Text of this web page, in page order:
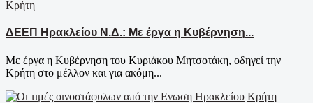
Κρήτη
ΔΕΕΠ Ηρακλείου Ν.Δ.: Με έργα η Κυβέρνηση...
Με έργα η Κυβέρνηση του Κυριάκου Μητσοτάκη, οδηγεί την
Κρήτη στο μέλλον και για ακόμη...
Κρήτη